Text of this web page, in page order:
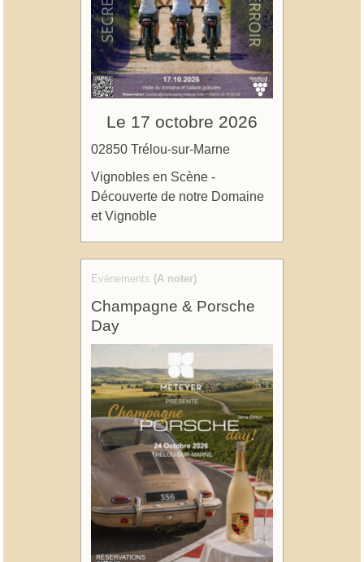
Le 17 octobre 2026
02850 Trélou-sur-Marne
Vignobles en Scène -
Découverte de notre Domaine
et Vignoble
Evénements (A noter)
Champagne & Porsche
Day